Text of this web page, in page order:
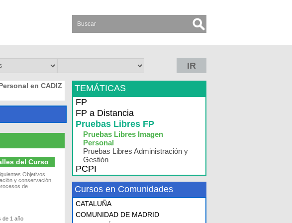
IR
en CADIZ
del Curso
Objetivos
y conservación,
de
de 1 año
TEMÁTICAS
FP
FP a Distancia
Pruebas Libres FP
Pruebas Libres Imagen
Personal
Pruebas Libres Administración y
Gestión
PCPI
Cursos en Comunidades
CATALUÑA
COMUNIDAD DE MADRID